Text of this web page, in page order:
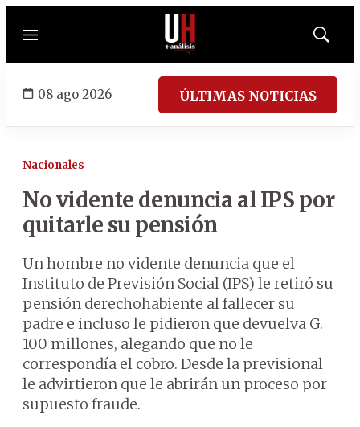
Menú
Mostrar
08 ago 2026 ÚLTIMAS NOTICIAS
Nacionales
No vidente denuncia al IPS por
quitarle su pensión
Un hombre no vidente denuncia que el
Instituto de Previsión Social (IPS) le retiró su
pensión derechohabiente al fallecer su
padre e incluso le pidieron que devuelva G.
100 millones, alegando que no le
correspondía el cobro. Desde la previsional
le advirtieron que le abrirán un proceso por
supuesto fraude.